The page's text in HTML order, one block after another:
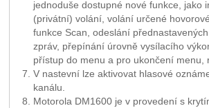
jednoduše dostupné nové funkce, jako
(privátní) volání, volání určené
funkce Scan, odeslání
zpráv, přepínání úrovně vysílacího
přístup do menu a pro ukončení menu,
V nastevní lze aktivovat hlasové
kanálu.
Motorola DM1600 je v provedení s